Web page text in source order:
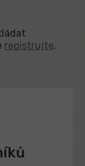
registrujte.